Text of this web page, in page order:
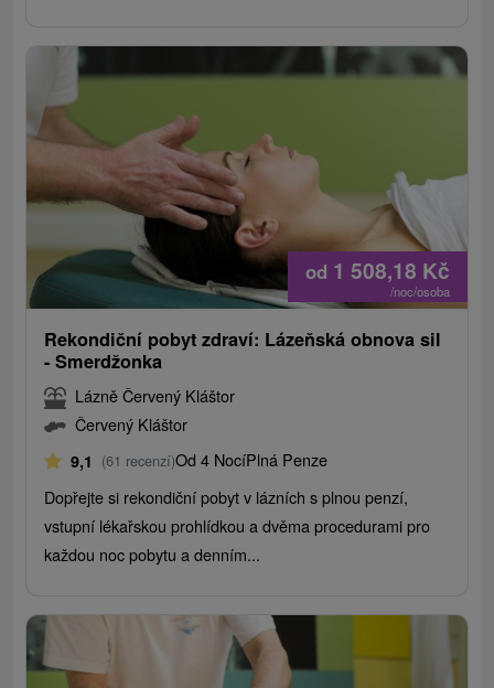
od 1 508,18 Kč
/noc/osoba
Rekondiční pobyt zdraví: Lázeňská obnova sil
- Smerdžonka
Lázně Červený Kláštor
Červený Kláštor
9,1 (61 recenzí)Od 4 NocíPlná Penze
Dopřejte si rekondiční pobyt v lázních s plnou penzí,
vstupní lékařskou prohlídkou a dvěma procedurami pro
každou noc pobytu a denním...